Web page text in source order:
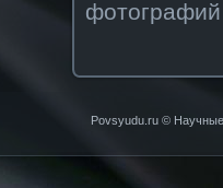
Povsyudu.ru © Научные